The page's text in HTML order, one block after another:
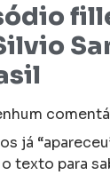
já
texto para